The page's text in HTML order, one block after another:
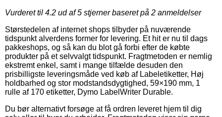
Vurderet til 4.2 ud af 5 stjerner baseret på 2 anmeldelser
Størstedelen af internet shops tilbyder på nuværende
tidspunkt alverdens former for levering. Et hit er nu til dags
pakkeshops, og så kan du blot gå forbi efter de købte
produkter på et selvvalgt tidspunkt. Fragtmetoden er nemlig
ekstremt enkel, samt i mange tilfælde desuden den
prisbilligste leveringsmåde ved køb af Labeletiketter, Høj
holdbarhed og stor modstandsdygtighed, 59×190 mm, 1
rulle af 170 etiketter, Dymo LabelWriter Durable.
Du bør alternativt forsøge at få ordren leveret hjem til dig